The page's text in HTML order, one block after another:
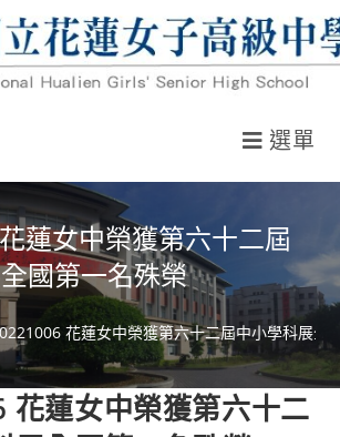
選單
蓮女中榮獲第六十二屆
國第一名殊榮
花蓮女中榮獲第六十二屆中小學科展全
蓮女中榮獲第六十二